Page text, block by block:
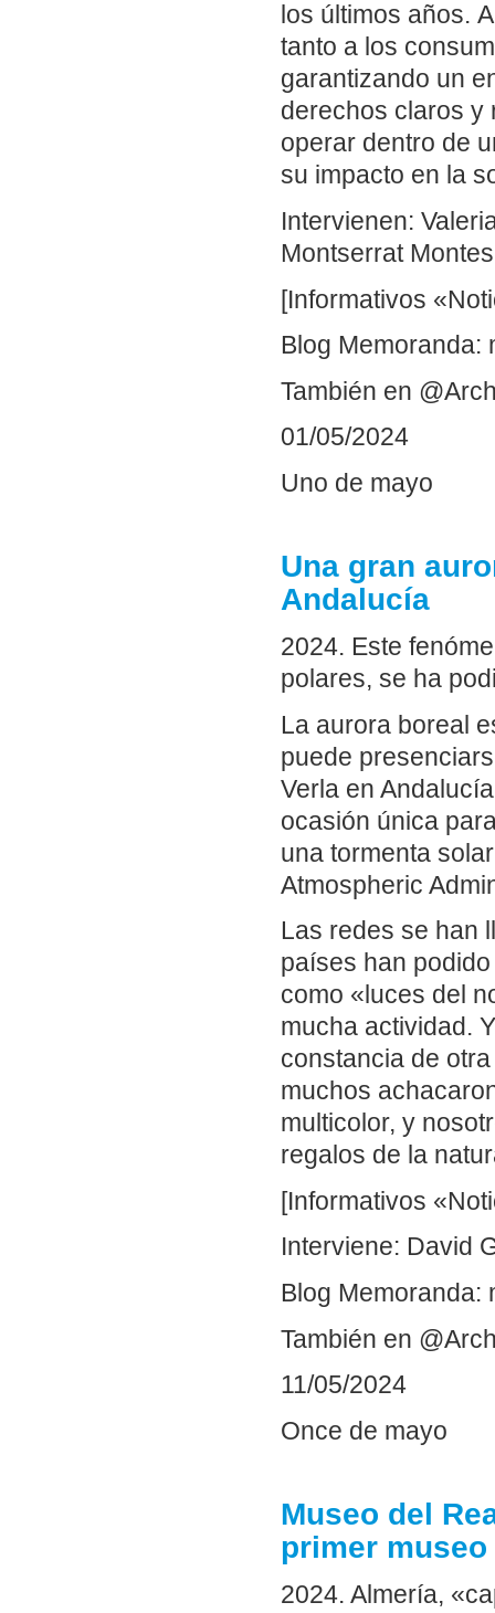
los últimos años.
tanto a los
garantizando un
derechos claros y
operar dentro de
su impacto en la
Intervienen:
Montserrat
[Informativos
Blog Memoranda:
También en
01/05/2024
Uno de mayo
Una gran
Andalucía
2024. Este
polares, se ha
La aurora boreal
puede
Verla en
ocasión única
una tormenta
Atmospheric
Las redes se han
países han
como «luces del
mucha actividad.
constancia de
muchos
multicolor, y
regalos de la
[Informativos
Interviene: David
Blog Memoranda:
También en
11/05/2024
Once de mayo
Museo del
primer
2024. Almería,